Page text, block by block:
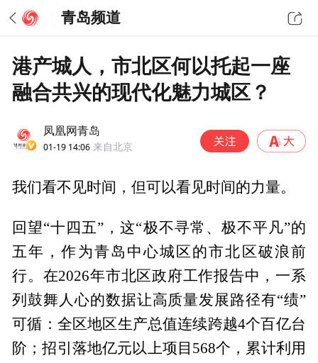
青岛频道
港产城人，市北区何以托起一座
融合共兴的现代化魅力城区？
凤凰网青岛
01-19 14:06 来自北京
我们看不见时间，但可以看见时间的力量。
回望“十四五”，这“极不寻常、极不平凡”的
五年，作为青岛中心城区的市北区破浪前
行。在2026年市北区政府工作报告中，一系
列鼓舞人心的数据让高质量发展路径有“绩”
可循：全区地区生产总值连续跨越4个百亿台
阶；招引落地亿元以上项目568个，累计利用